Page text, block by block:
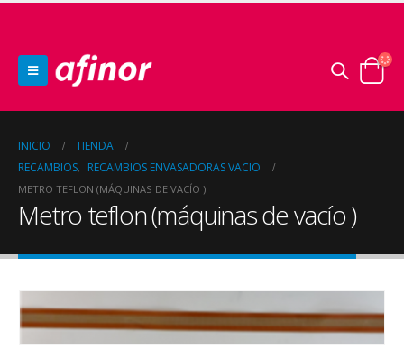
INICIO
TIENDA
RECAMBIOS, RECAMBIOS ENVASADORAS VACIO
METRO TEFLON (MÁQUINAS DE VACÍO )
Metro teflon (máquinas de vacío )